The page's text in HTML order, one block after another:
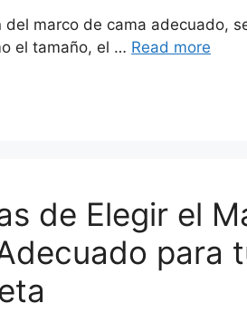
del marco de cama adecuado,
el tamaño, el … Read more
de Elegir el
para